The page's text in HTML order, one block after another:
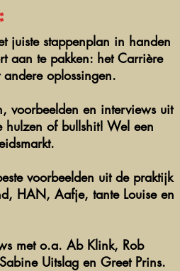
juiste stappenplan in handen
aan te pakken: het Carrière
oplossingen.
voorbeelden en interviews uit
of bullshit! Wel een
voorbeelden uit de praktijk
HAN, Aafje, tante Louise en
met o.a. Ab Klink, Rob
Uitslag en Greet Prins.